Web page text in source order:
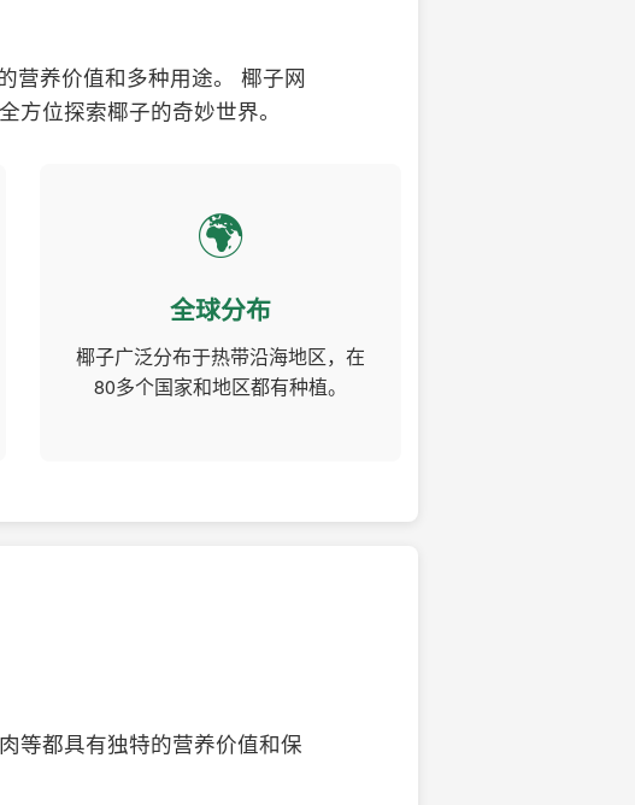
营养价值和多种用途。 椰子网
位探索椰子的奇妙世界。
🌍
全球分布
椰子广泛分布于热带沿海地区，在
80多个国家和地区都有种植。
等都具有独特的营养价值和保